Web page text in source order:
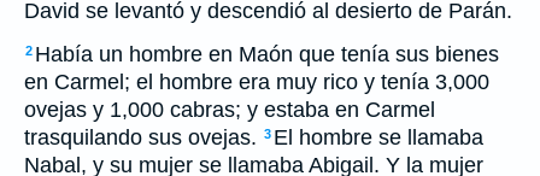
David se levantó y descendió al desierto de Parán.
2 Había un hombre en Maón que tenía sus bienes
en Carmel; el hombre era muy rico y tenía 3,000
ovejas y 1,000 cabras; y estaba en Carmel
trasquilando sus ovejas. 3 El hombre se llamaba
Nabal, y su mujer se llamaba Abigail. Y la mujer